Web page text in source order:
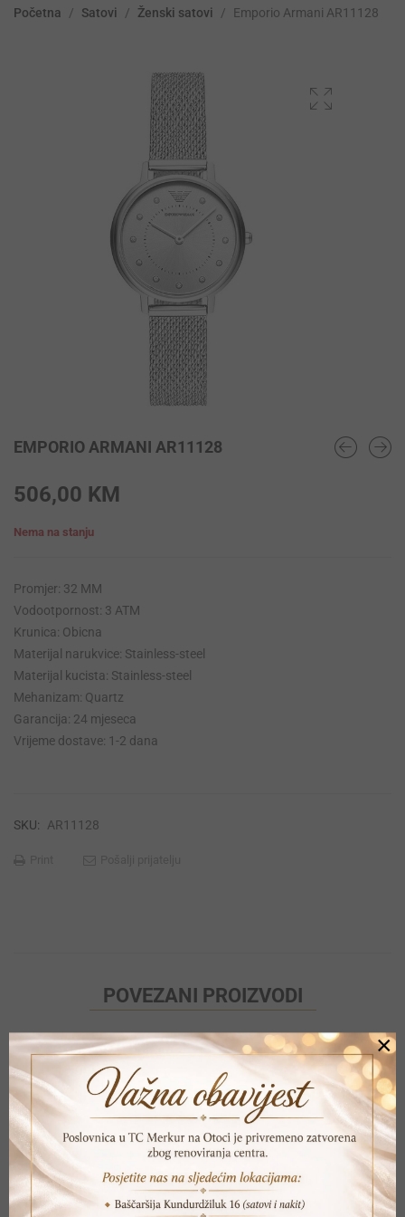
Početna / Satovi / Ženski satovi / Emporio Armani AR11128
EMPORIO ARMANI AR11128
506,00 KM
Nema na stanju
Promjer: 32 MM
Vodootpornost: 3 ATM
Krunica: Obicna
Materijal narukvice: Stainless-steel
Materijal kucista: Stainless-steel
Mehanizam: Quartz
Garancija: 24 mjeseca
Vrijeme dostave: 1-2 dana
SKU: AR11128
POVEZANI PROIZVODI
×